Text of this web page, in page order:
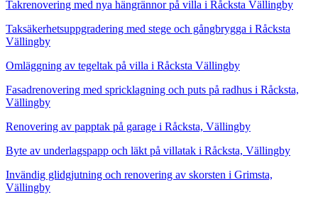
Takrenovering med nya hängrännor på villa i Råcksta Vällingby
Taksäkerhetsuppgradering med stege och gångbrygga i Råcksta
Vällingby
Omläggning av tegeltak på villa i Råcksta Vällingby
Fasadrenovering med spricklagning och puts på radhus i Råcksta,
Vällingby
Renovering av papptak på garage i Råcksta, Vällingby
Byte av underlagspapp och läkt på villatak i Råcksta, Vällingby
Invändig glidgjutning och renovering av skorsten i Grimsta,
Vällingby